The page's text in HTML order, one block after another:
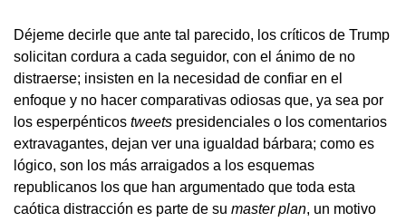
Déjeme decirle que ante tal parecido, los críticos de Trump
solicitan cordura a cada seguidor, con el ánimo de no
distraerse; insisten en la necesidad de confiar en el
enfoque y no hacer comparativas odiosas que, ya sea por
los esperpénticos tweets presidenciales o los comentarios
extravagantes, dejan ver una igualdad bárbara; como es
lógico, son los más arraigados a los esquemas
republicanos los que han argumentado que toda esta
caótica distracción es parte de su master plan, un motivo